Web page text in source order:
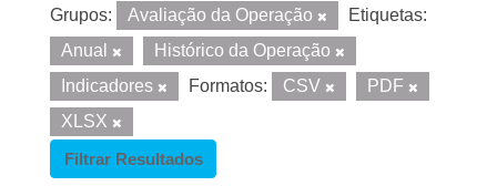
Grupos: Avaliação da Operação
Etiquetas:
Anual
Histórico da Operação
Indicadores
Formatos: CSV
PDF
XLSX
Filtrar Resultados